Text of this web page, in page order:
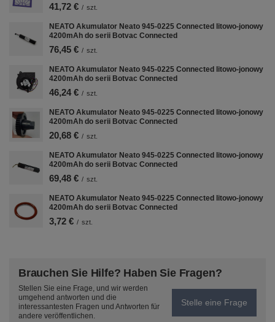
41,72 € / szt.
NEATO Akumulator Neato 945-0225 Connected litowo-jonowy
4200mAh do serii Botvac Connected
76,45 € / szt.
NEATO Akumulator Neato 945-0225 Connected litowo-jonowy
4200mAh do serii Botvac Connected
46,24 € / szt.
NEATO Akumulator Neato 945-0225 Connected litowo-jonowy
4200mAh do serii Botvac Connected
20,68 € / szt.
NEATO Akumulator Neato 945-0225 Connected litowo-jonowy
4200mAh do serii Botvac Connected
69,48 € / szt.
NEATO Akumulator Neato 945-0225 Connected litowo-jonowy
4200mAh do serii Botvac Connected
3,72 € / szt.
Brauchen Sie Hilfe? Haben Sie Fragen?
Stellen Sie eine Frage, und wir werden
umgehend antworten und die
interessantesten Fragen und Antworten für
andere veröffentlichen.
Stelle eine Frage
Soubory cookie používáme ke
shromažďování a analýze informací o
výkonu a používání webu, zajištění
fungování funkcí ze sociálních médií a
ke zlepšení a přizpůsobení obsahu a
reklam. Se souhlasem můžeme také
předávat marketingovým platformám
účely.
Zjistit více